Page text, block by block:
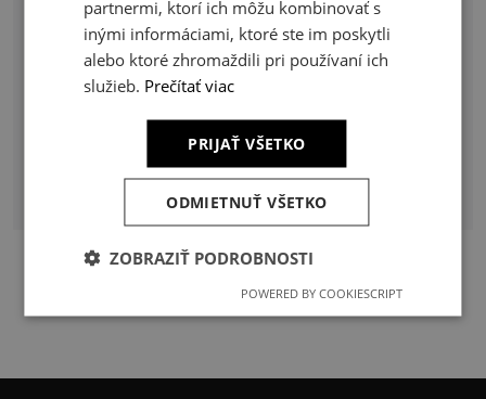
#low-tech #Modernizácia
#ObnovaPamiatok
#PlánovanieDomu #Prestavba
#PrírodnéZákony #Rekonštrukcia
#RodinnýDom #SpolupracaSArchitektom
#UdržateľnéBývanie
partnermi, ktorí ich môžu kombinovať s
inými informáciami, ktoré ste im poskytli
alebo ktoré zhromaždili pri používaní ich
služieb. Prečítať viac
PRIJAŤ VŠETKO
ODMIETNUŤ VŠETKO
ZOBRAZIŤ PODROBNOSTI
POWERED BY COOKIESCRIPT